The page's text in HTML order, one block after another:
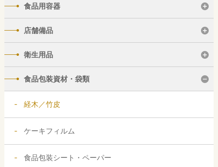
食品用容器
店舗備品
衛生用品
食品包装資材・袋類
経木／竹皮
ケーキフィルム
食品包装シート・ペーパー